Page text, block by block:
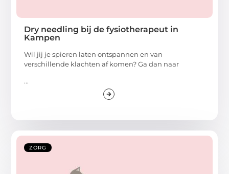
Dry needling bij de fysiotherapeut in
Kampen
Wil jij je spieren laten ontspannen en van
verschillende klachten af komen? Ga dan naar
...
ZORG